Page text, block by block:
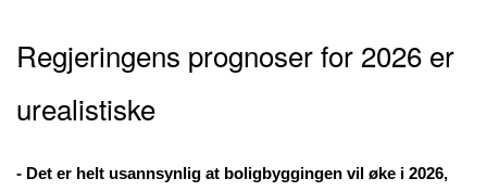
Regjeringens prognoser for 2026 er
urealistiske
- Det er helt usannsynlig at boligbyggingen vil øke i 2026,